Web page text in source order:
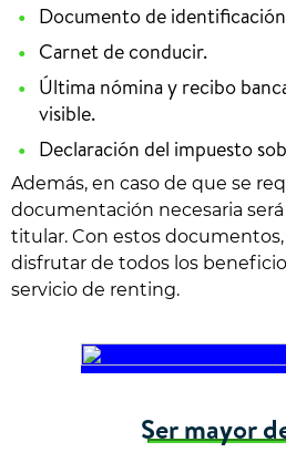
Documento de
Carnet de conducir.
Última nómina y recibo
visible.
Declaración del impuesto
Además, en caso de que se
documentación necesaria será
titular. Con estos documentos,
disfrutar de todos los
servicio de renting.
Ser mayor